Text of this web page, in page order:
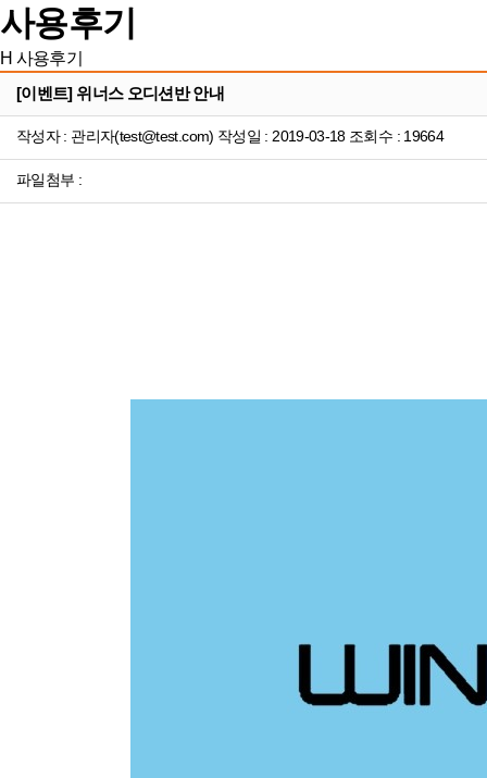
사용후기
H 사용후기
[이벤트] 위너스 오디션반 안내
작성자 : 관리자(test@test.com) 작성일 : 2019-03-18 조회수 : 19664
파일첨부 :